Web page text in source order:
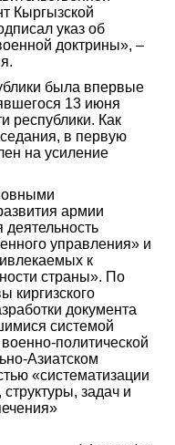
Кыргызской
указ об
доктрины», –
была впервые
13 июня
республики. Как
в первую
на усиление
армии
управления» и
к
страны». По
киргизского
документа
системой
политической
Азиатском
«систематизации
задач и